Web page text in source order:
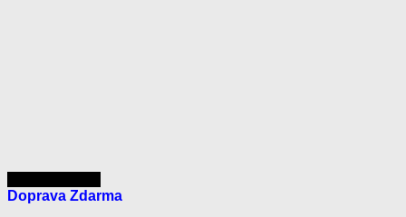
Doprava Zdarma